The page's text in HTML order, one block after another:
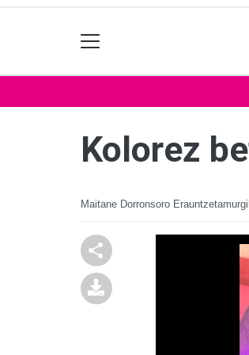
Kolorez
Maitane Dorronsoro Erauntzetamurgil